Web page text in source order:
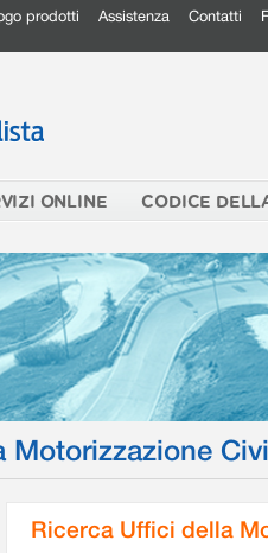
prodotti Assistenza Contatti
ONLINE CODICE
Motorizzazione
Ricerca Uffici della